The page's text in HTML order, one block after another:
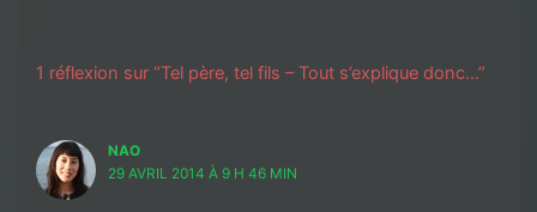
1 réflexion sur “Tel père, tel fils – Tout s’explique donc…”
NAO
29 AVRIL 2014 À 9 H 46 MIN